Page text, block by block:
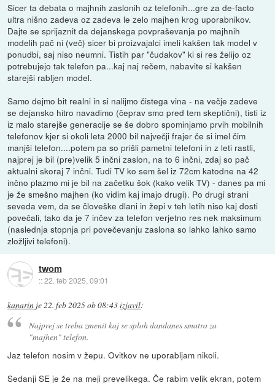
Sicer ta debata o majhnih zaslonih oz telefonih...gre za de-facto
ultra nišno zadeva oz zadeva le zelo majhen krog uporabnikov.
Dajte se sprijaznit da dejanskega povpraševanja po majhnih
modelih pač ni (več) sicer bi proizvajalci imeli kakšen tak model v
ponudbi, saj niso neumni. Tistih par "čudakov" ki si res želijo oz
potrebujejo tak telefon pa...kaj naj rečem, nabavite si kakšen
starejši rabljen model.
Samo dejmo bit realni in si nalijmo čistega vina - na večje zadeve
se dejansko hitro navadimo (čeprav smo pred tem skeptični), tisti iz
iz malo starejše generacije se še dobro spominjamo prvih mobilnih
telefonov kjer si okoli leta 2000 bil največji frajer če si imel čim
manjši telefon....potem pa so prišli pametni telefoni in z leti rastli,
najprej je bil (pre)velik 5 inčni zaslon, na to 6 inčni, zdaj so pač
aktualni skoraj 7 inčni. Tudi TV ko sem šel iz 72cm katodne na 42
inčno plazmo mi je bil na začetku šok (kako velik TV) - danes pa mi
je že smešno majhen (ko vidim kaj imajo drugi). Po drugi strani
seveda vem, da se človeške dlani in žepi v teh letih niso kaj dosti
povečali, tako da je 7 inčev za telefon verjetno res nek maksimum
(naslednja stopnja pri povečevanju zaslona so lahko lahko samo
zložljivi telefoni).
twom
::22. feb 2025, 09:01
kanarin je 22. feb 2025 ob 08:43izjavil:
Najprej se treba zmenit kaj se sploh dandanes smatra za
"majhen" telefon.
Jaz telefon nosim v žepu. Ovitkov ne uporabljam nikoli.
Sedanji SE je že na meji prevelikega. Če rabim velik ekran, potem